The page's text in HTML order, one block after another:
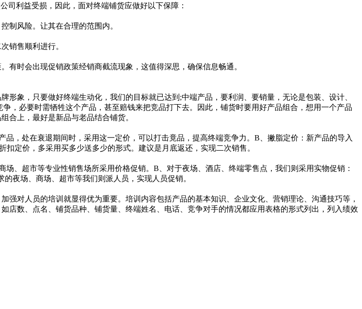
利益受损，因此，面对终端铺货应做好以下保障：
风险。让其在合理的范围内。
销售顺利进行。
时会出现促销政策经销商截流现象，这值得深思，确保信息畅通。
象，只要做好终端生动化，我们的目标就已达到;中端产品，要利润、要销量，无论是包装、设计、
，必要时需牺牲这个产品，甚至赔钱来把竞品打下去。因此，铺货时要用好产品组合，想用一个产品
合上，最好是新品与老品结合铺货。
处在衰退期间时，采用这一定价，可以打击竟品，提高终端竞争力。B、撇脂定价：新产品的导入
定价，多采用买多少送多少的形式。建议是月底返还，实现二次销售。
超市等专业性销售场所采用价格促销。B、对于夜场、酒店、终端零售点，我们则采用实物促销：
夜场、商场、超市等我们则派人员，实现人员促销。
对人员的培训就显得优为重要。培训内容包括产品的基本知识、企业文化、营销理论、沟通技巧等，
店数、点名、铺货品种、铺货量、终端姓名、电话、竞争对手的情况都应用表格的形式列出，列入绩效